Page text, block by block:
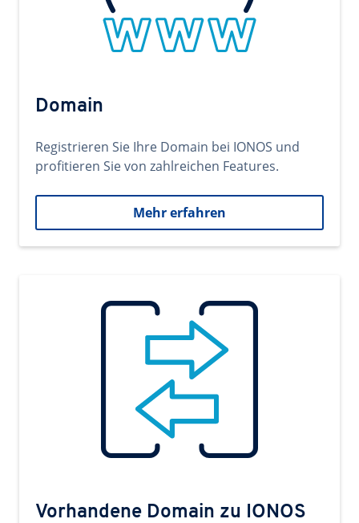
Domain
Registrieren Sie Ihre Domain bei IONOS und
profitieren Sie von zahlreichen Features.
Mehr erfahren
Vorhandene Domain zu IONOS